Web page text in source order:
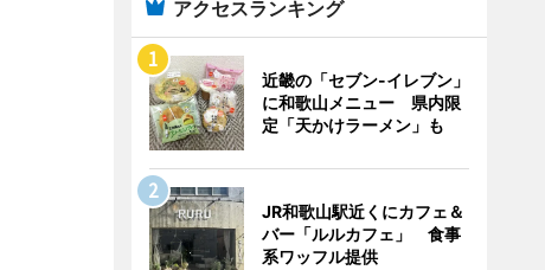
アクセスランキング
近畿の「セブン-イレブン」
に和歌山メニュー 県内限
定「天かけラーメン」も
JR和歌山駅近くにカフェ＆
バー「ルルカフェ」 食事
系ワッフル提供